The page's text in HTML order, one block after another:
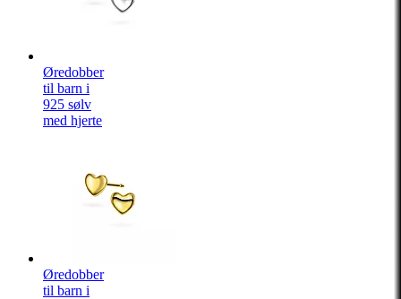
Øredobber
til barn i
925 sølv
med hjerte
Øredobber
til barn i